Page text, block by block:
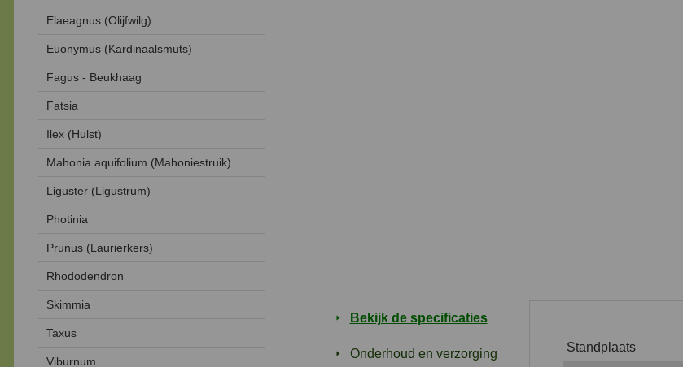
Bekijk de specificaties
Onderhoud en verzorging Standplaats
Elaeagnus (Olijfwilg)
Euonymus (Kardinaalsmuts)
Fagus - Beukhaag
Fatsia
Ilex (Hulst)
Mahonia aquifolium (Mahoniestruik)
Liguster (Ligustrum)
Photinia
Prunus (Laurierkers)
Rhododendron
Skimmia
Taxus
Viburnum